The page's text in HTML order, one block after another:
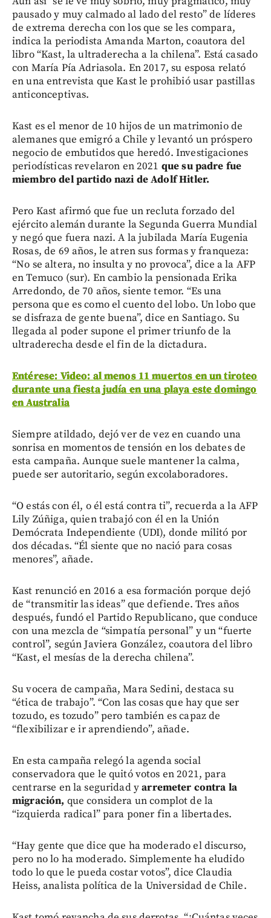
pausado y muy calmado al lado del resto” de líderes
de extrema derecha con los que se les compara,
indica la periodista Amanda Marton, coautora del
libro “Kast, la ultraderecha a la chilena”. Está casado
con María Pía Adriasola. En 2017, su esposa relató
en una entrevista que Kast le prohibió usar pastillas
anticonceptivas.
Kast es el menor de 10 hijos de un matrimonio de
alemanes que emigró a Chile y levantó un próspero
negocio de embutidos que heredó. Investigaciones
periodísticas revelaron en 2021 que su padre fue
miembro del partido nazi de Adolf Hitler.
Pero Kast afirmó que fue un recluta forzado del
ejército alemán durante la Segunda Guerra Mundial
y negó que fuera nazi. A la jubilada María Eugenia
Rosas, de 69 años, le atren sus formas y franqueza:
“No se altera, no insulta y no provoca”, dice a la AFP
en Temuco (sur). En cambio la pensionada Erika
Arredondo, de 70 años, siente temor. “Es una
persona que es como el cuento del lobo. Un lobo que
se disfraza de gente buena”, dice en Santiago. Su
llegada al poder supone el primer triunfo de la
ultraderecha desde el fin de la dictadura.
Entérese: Video: al menos 11 muertos en un tiroteo
durante una fiesta judía en una playa este domingo
en Australia
Siempre atildado, dejó ver de vez en cuando una
sonrisa en momentos de tensión en los debates de
esta campaña. Aunque suele mantener la calma,
puede ser autoritario, según excolaboradores.
“O estás con él, o él está contra ti”, recuerda a la AFP
Lily Zúñiga, quien trabajó con él en la Unión
Demócrata Independiente (UDI), donde militó por
dos décadas. “Él siente que no nació para cosas
menores”, añade.
Kast renunció en 2016 a esa formación porque dejó
de “transmitir las ideas” que defiende. Tres años
después, fundó el Partido Republicano, que conduce
con una mezcla de “simpatía personal” y un “fuerte
control”, según Javiera González, coautora del libro
“Kast, el mesías de la derecha chilena”.
Su vocera de campaña, Mara Sedini, destaca su
“ética de trabajo”. “Con las cosas que hay que ser
tozudo, es tozudo” pero también es capaz de
“flexibilizar e ir aprendiendo”, añade.
En esta campaña relegó la agenda social
conservadora que le quitó votos en 2021, para
centrarse en la seguridad yarremeter contra la
migración, que considera un complot de la
“izquierda radical” para poner fin a libertades.
“Hay gente que dice que ha moderado el discurso,
pero no lo ha moderado. Simplemente ha eludido
todo lo que le pueda costar votos”, dice Claudia
Heiss, analista política de la Universidad de Chile.